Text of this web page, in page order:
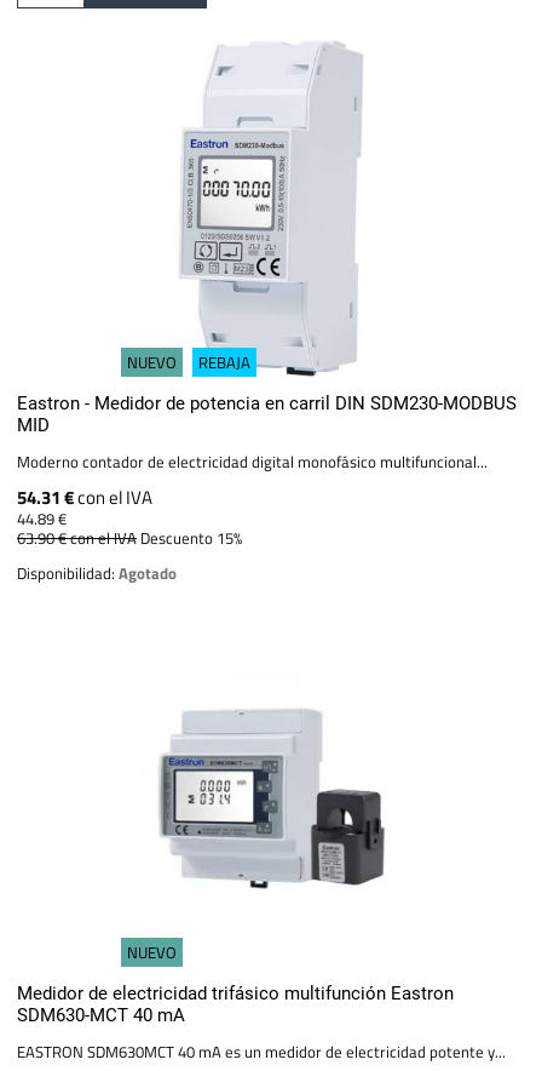
NUEVO REBAJA
Eastron - Medidor de potencia en carril DIN SDM230-MODBUS
MID
Moderno contador de electricidad digital monofásico multifuncional...
54.31 €con el IVA
44.89 €
63.90 €con el IVA Descuento 15%
Disponibilidad:Agotado
NUEVO
Medidor de electricidad trifásico multifunción Eastron
SDM630-MCT 40 mA
EASTRON SDM630MCT 40 mA es un medidor de electricidad potente y...